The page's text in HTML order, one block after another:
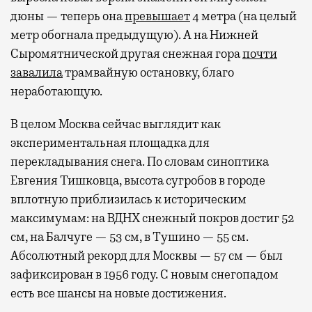
дюны — теперь онапревышает4 метра (на целый
метр обогнала предыдущую). А на Нижней
Сыромятнической другая снежная горапочти
завалилатрамвайную остановку, благо
неработающую.
В целом Москва сейчас выглядит как
экспериментальная площадка для
перекладывания снега. По словам синоптика
Евгения Тишковца, высота сугробов в городе
вплотную приблизилась к историческим
максимумам: на ВДНХ снежный покров достиг 52
см, на Балчуге — 53 см, в Тушино — 55 см.
Абсолютный рекорд для Москвы — 57 см — был
зафиксирован в 1956 году. С новым снегопадом
есть все шансы на новые достижения.